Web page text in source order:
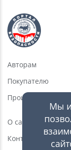
Авторам
Покупателю
Производителю
О сайте
Контакты
Мы